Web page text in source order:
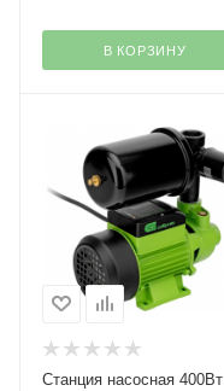
В КОРЗИНУ
Станция насосная 400Вт